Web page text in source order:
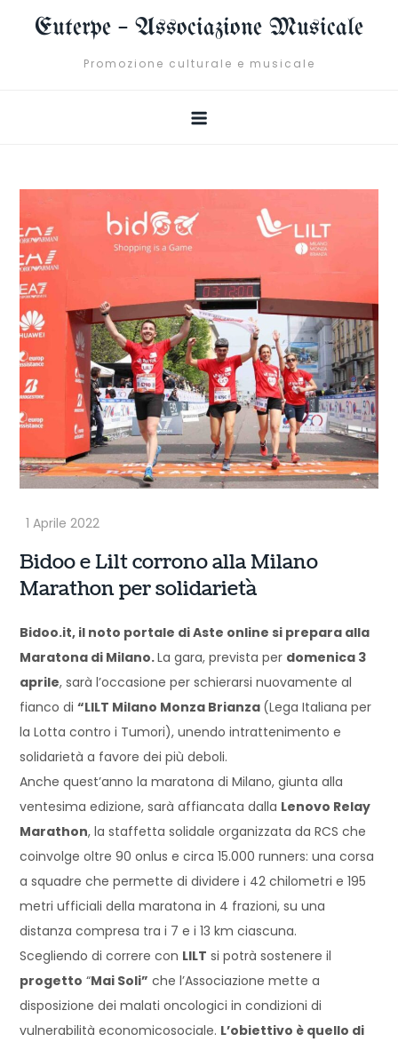
Euterpe – Associazione Musicale
Promozione culturale e musicale
Bidoo e Lilt corrono alla Milano
Marathon per solidarietà
Bidoo.it, il noto portale di Aste online si prepara alla
Maratona di Milano.La gara, prevista per domenica 3
aprile, sarà l’occasione per schierarsi nuovamente al
fianco di“LILT Milano Monza Brianza (Lega Italiana per
la Lotta contro i Tumori), unendo intrattenimento e
solidarietà a favore dei più deboli.
Anche quest’anno la maratona di Milano, giunta alla
ventesima edizione, sarà affiancata dalla Lenovo Relay
Marathon, la staffetta solidale organizzata da RCS che
coinvolge oltre 90 onlus e circa 15.000 runners: una corsa
a squadre che permette di dividere i 42 chilometri e 195
metri ufficiali della maratona in 4 frazioni, su una
distanza compresa tra i 7 e i 13 km ciascuna.
Scegliendo di correre con LILT si potrà sostenere il
progetto “Mai Soli” che l’Associazione mette a
disposizione dei malati oncologici in condizioni di
vulnerabilità economicosociale. L’obiettivo è quello di